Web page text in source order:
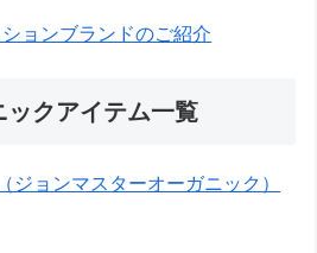
ョンブランドのご紹介
ックアイテム一覧
ジョンマスターオーガニック）